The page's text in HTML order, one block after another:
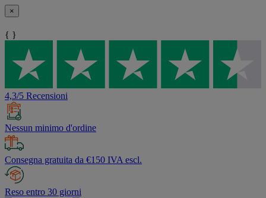
×
{ }
4,3/5 Recensioni
Nessun minimo d'ordine
Consegna gratuita da €150 IVA escl.
Reso entro 30 giorni